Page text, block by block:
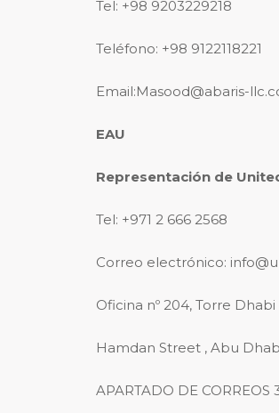
Tel: +98 9203229218
Teléfono: +98 9122118221
Email:Masood@abaris-
EAU
Representación de
Tel: +971 2 666 2568
Correo electrónico:
Oficina nº 204, Torre Dhabi
Hamdan Street , Abu
APARTADO DE CORREOS